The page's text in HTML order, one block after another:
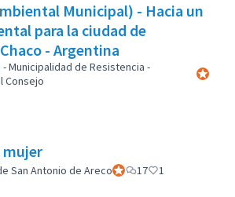
Municipal) - Hacia un
para la ciudad de
- Argentina
- Municipalidad de Resistencia -
Consejo
mujer
San Antonio de ArecoParticipant officiel
17
1